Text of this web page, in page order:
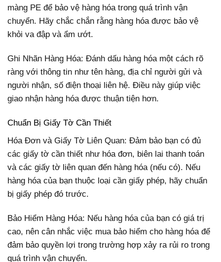
màng PE để bảo vệ hàng hóa trong quá trình vận
chuyển. Hãy chắc chắn rằng hàng hóa được bảo vệ
khỏi va đập và ẩm ướt.
Ghi Nhãn Hàng Hóa: Đánh dấu hàng hóa một cách rõ
ràng với thông tin như tên hàng, địa chỉ người gửi và
người nhận, số điện thoại liên hệ. Điều này giúp việc
giao nhận hàng hóa được thuận tiện hơn.
Chuẩn Bị Giấy Tờ Cần Thiết
Hóa Đơn và Giấy Tờ Liên Quan: Đảm bảo bạn có đủ
các giấy tờ cần thiết như hóa đơn, biên lai thanh toán
và các giấy tờ liên quan đến hàng hóa (nếu có). Nếu
hàng hóa của bạn thuộc loại cần giấy phép, hãy chuẩn
bị giấy phép đó trước.
Bảo Hiểm Hàng Hóa: Nếu hàng hóa của bạn có giá trị
cao, nên cân nhắc việc mua bảo hiểm cho hàng hóa để
đảm bảo quyền lợi trong trường hợp xảy ra rủi ro trong
quá trình vận chuyển.